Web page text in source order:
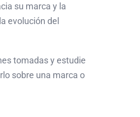
su marca y la
evolución del
tomadas y estudie
sobre una marca o